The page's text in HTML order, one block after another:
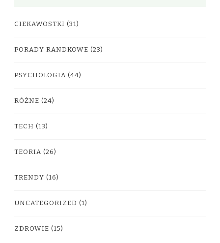
CIEKAWOSTKI (31)
PORADY RANDKOWE (23)
PSYCHOLOGIA (44)
RÓŻNE (24)
TECH (13)
TEORIA (26)
TRENDY (16)
UNCATEGORIZED (1)
ZDROWIE (15)